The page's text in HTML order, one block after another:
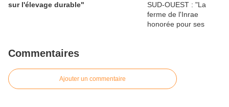
sur l'élevage durable"
Commentaires
Ajouter un commentaire